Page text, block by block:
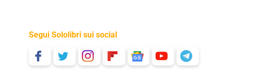
Segui Sololibri sui social